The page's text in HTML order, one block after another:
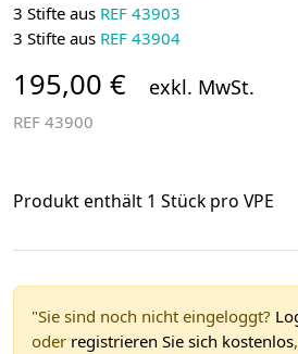
3 Stifte aus REF 43903
3 Stifte aus REF 43904
195,00 € exkl. MwSt.
REF 43900
Produkt enthält 1 Stück pro VPE
"Sie sind noch nicht eingeloggt?
oder registrieren Sie sich kostenlos